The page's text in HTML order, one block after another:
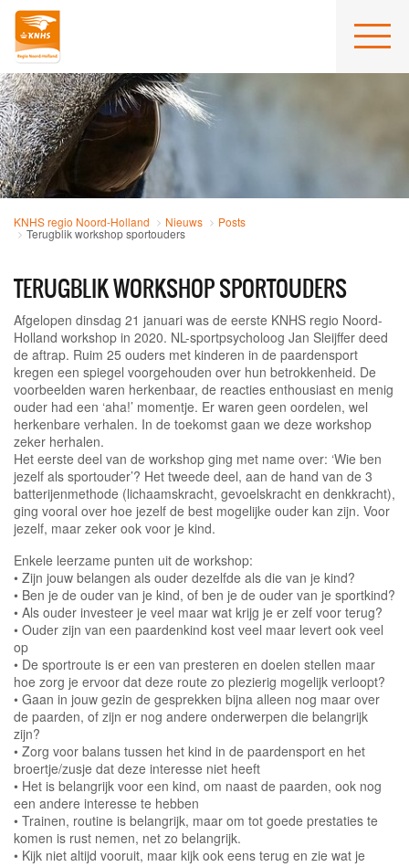
KNHS regio Noord-Holland Nieuws Posts
Terugblik workshop sportouders
TERUGBLIK WORKSHOP SPORTOUDERS
Afgelopen dinsdag 21 januari was de eerste KNHS regio Noord-
Holland workshop in 2020. NL-sportpsycholoog Jan Sleijffer deed
de aftrap. Ruim 25 ouders met kinderen in de paardensport
kregen een spiegel voorgehouden over hun betrokkenheid. De
voorbeelden waren herkenbaar, de reacties enthousiast en menig
ouder had een ‘aha!’ momentje. Er waren geen oordelen, wel
herkenbare verhalen. In de toekomst gaan we deze workshop
zeker herhalen.
Het eerste deel van de workshop ging met name over: ‘Wie ben
jezelf als sportouder’? Het tweede deel, aan de hand van de 3
batterijenmethode (lichaamskracht, gevoelskracht en denkkracht),
ging vooral over hoe jezelf de best mogelijke ouder kan zijn. Voor
jezelf, maar zeker ook voor je kind.
Enkele leerzame punten uit de workshop:
• Zijn jouw belangen als ouder dezelfde als die van je kind?
• Ben je de ouder van je kind, of ben je de ouder van je sportkind?
• Als ouder investeer je veel maar wat krijg je er zelf voor terug?
• Ouder zijn van een paardenkind kost veel maar levert ook veel
op
• De sportroute is er een van presteren en doelen stellen maar
hoe zorg je ervoor dat deze route zo plezierig mogelijk verloopt?
• Gaan in jouw gezin de gesprekken bijna alleen nog maar over
de paarden, of zijn er nog andere onderwerpen die belangrijk
zijn?
• Zorg voor balans tussen het kind in de paardensport en het
broertje/zusje dat deze interesse niet heeft
• Het is belangrijk voor een kind, om naast de paarden, ook nog
een andere interesse te hebben
• Trainen, routine is belangrijk, maar om tot goede prestaties te
komen is rust nemen, net zo belangrijk.
• Kijk niet altijd vooruit, maar kijk ook eens terug en zie wat je